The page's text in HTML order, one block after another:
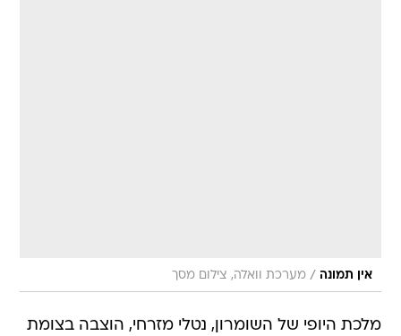
אין תמונה / מערכת וואלה, צילום מסך
מלכת היופי של השומרון, נטלי מזרחי, הוצבה בצומת